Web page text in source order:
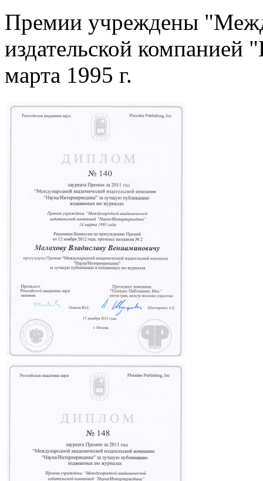
Премии учреждены
издательской компанией
марта 1995 г.